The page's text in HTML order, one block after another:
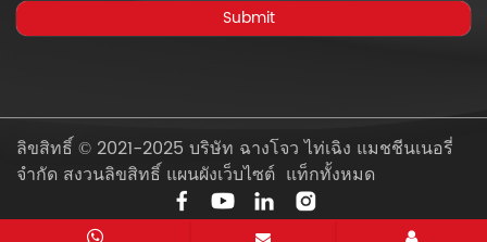
ลิขสิทธิ์ © 2021-2025 บริษัท ฉางโจว ไท่เฉิง แมชชีนเนอรี่
จำกัด สงวนลิขสิทธิ์ แผนผังเว็บไซต์ แท็กทั้งหมด